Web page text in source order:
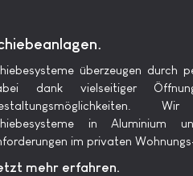
überzeugen durch
dank vielseitiger
in
im privaten
mehr erfahren.